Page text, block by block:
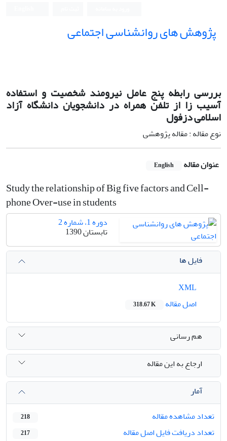
پژوهش های روانشناسی اجتماعی
بررسی رابطه پنج عامل نیرومند شخصیت و استفاده
آسیب زا از تلفن همراه در دانشجویان دانشگاه آزاد
اسلامی دزفول
نوع مقاله : مقاله پژوهشی
عنوان مقاله English
Study the relationship of Big five factors and Cell-
phone Over-use in students
دوره 1، شماره 2
تابستان 1390
فایل ها
اصل مقاله
318.67 K
هم رسانی
ارجاع به این مقاله
آمار
تعداد مشاهده مقاله
218
تعداد دریافت فایل اصل مقاله 217